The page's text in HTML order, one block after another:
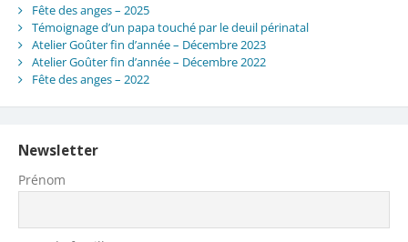
Fête des anges – 2025
Témoignage d’un papa touché par le deuil périnatal
Atelier Goûter fin d’année – Décembre 2023
Atelier Goûter fin d’année – Décembre 2022
Fête des anges – 2022
Newsletter
Prénom